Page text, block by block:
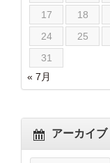
17
18
24
25
31
« 7月
アーカイブ